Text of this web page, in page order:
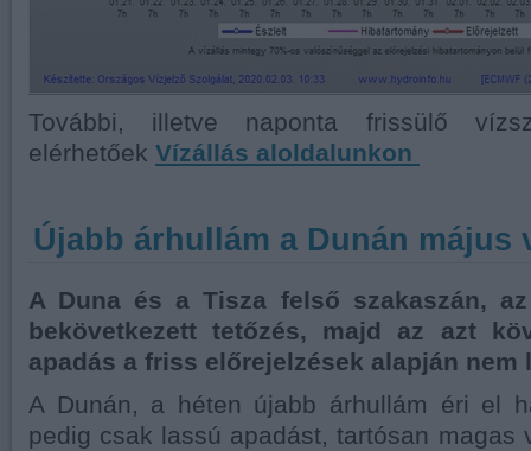
További, illetve naponta frissülő
elérhetőek Vízállás aloldalunkon
Újabb árhullám a Dunán május
A Duna és a Tisza felső szakaszán,
bekövetkezett tetőzés, majd az azt
apadás a friss előrejelzések alapján nem
A Dunán, a héten újabb árhullám éri el
pedig csak lassú apadást, tartósan magas